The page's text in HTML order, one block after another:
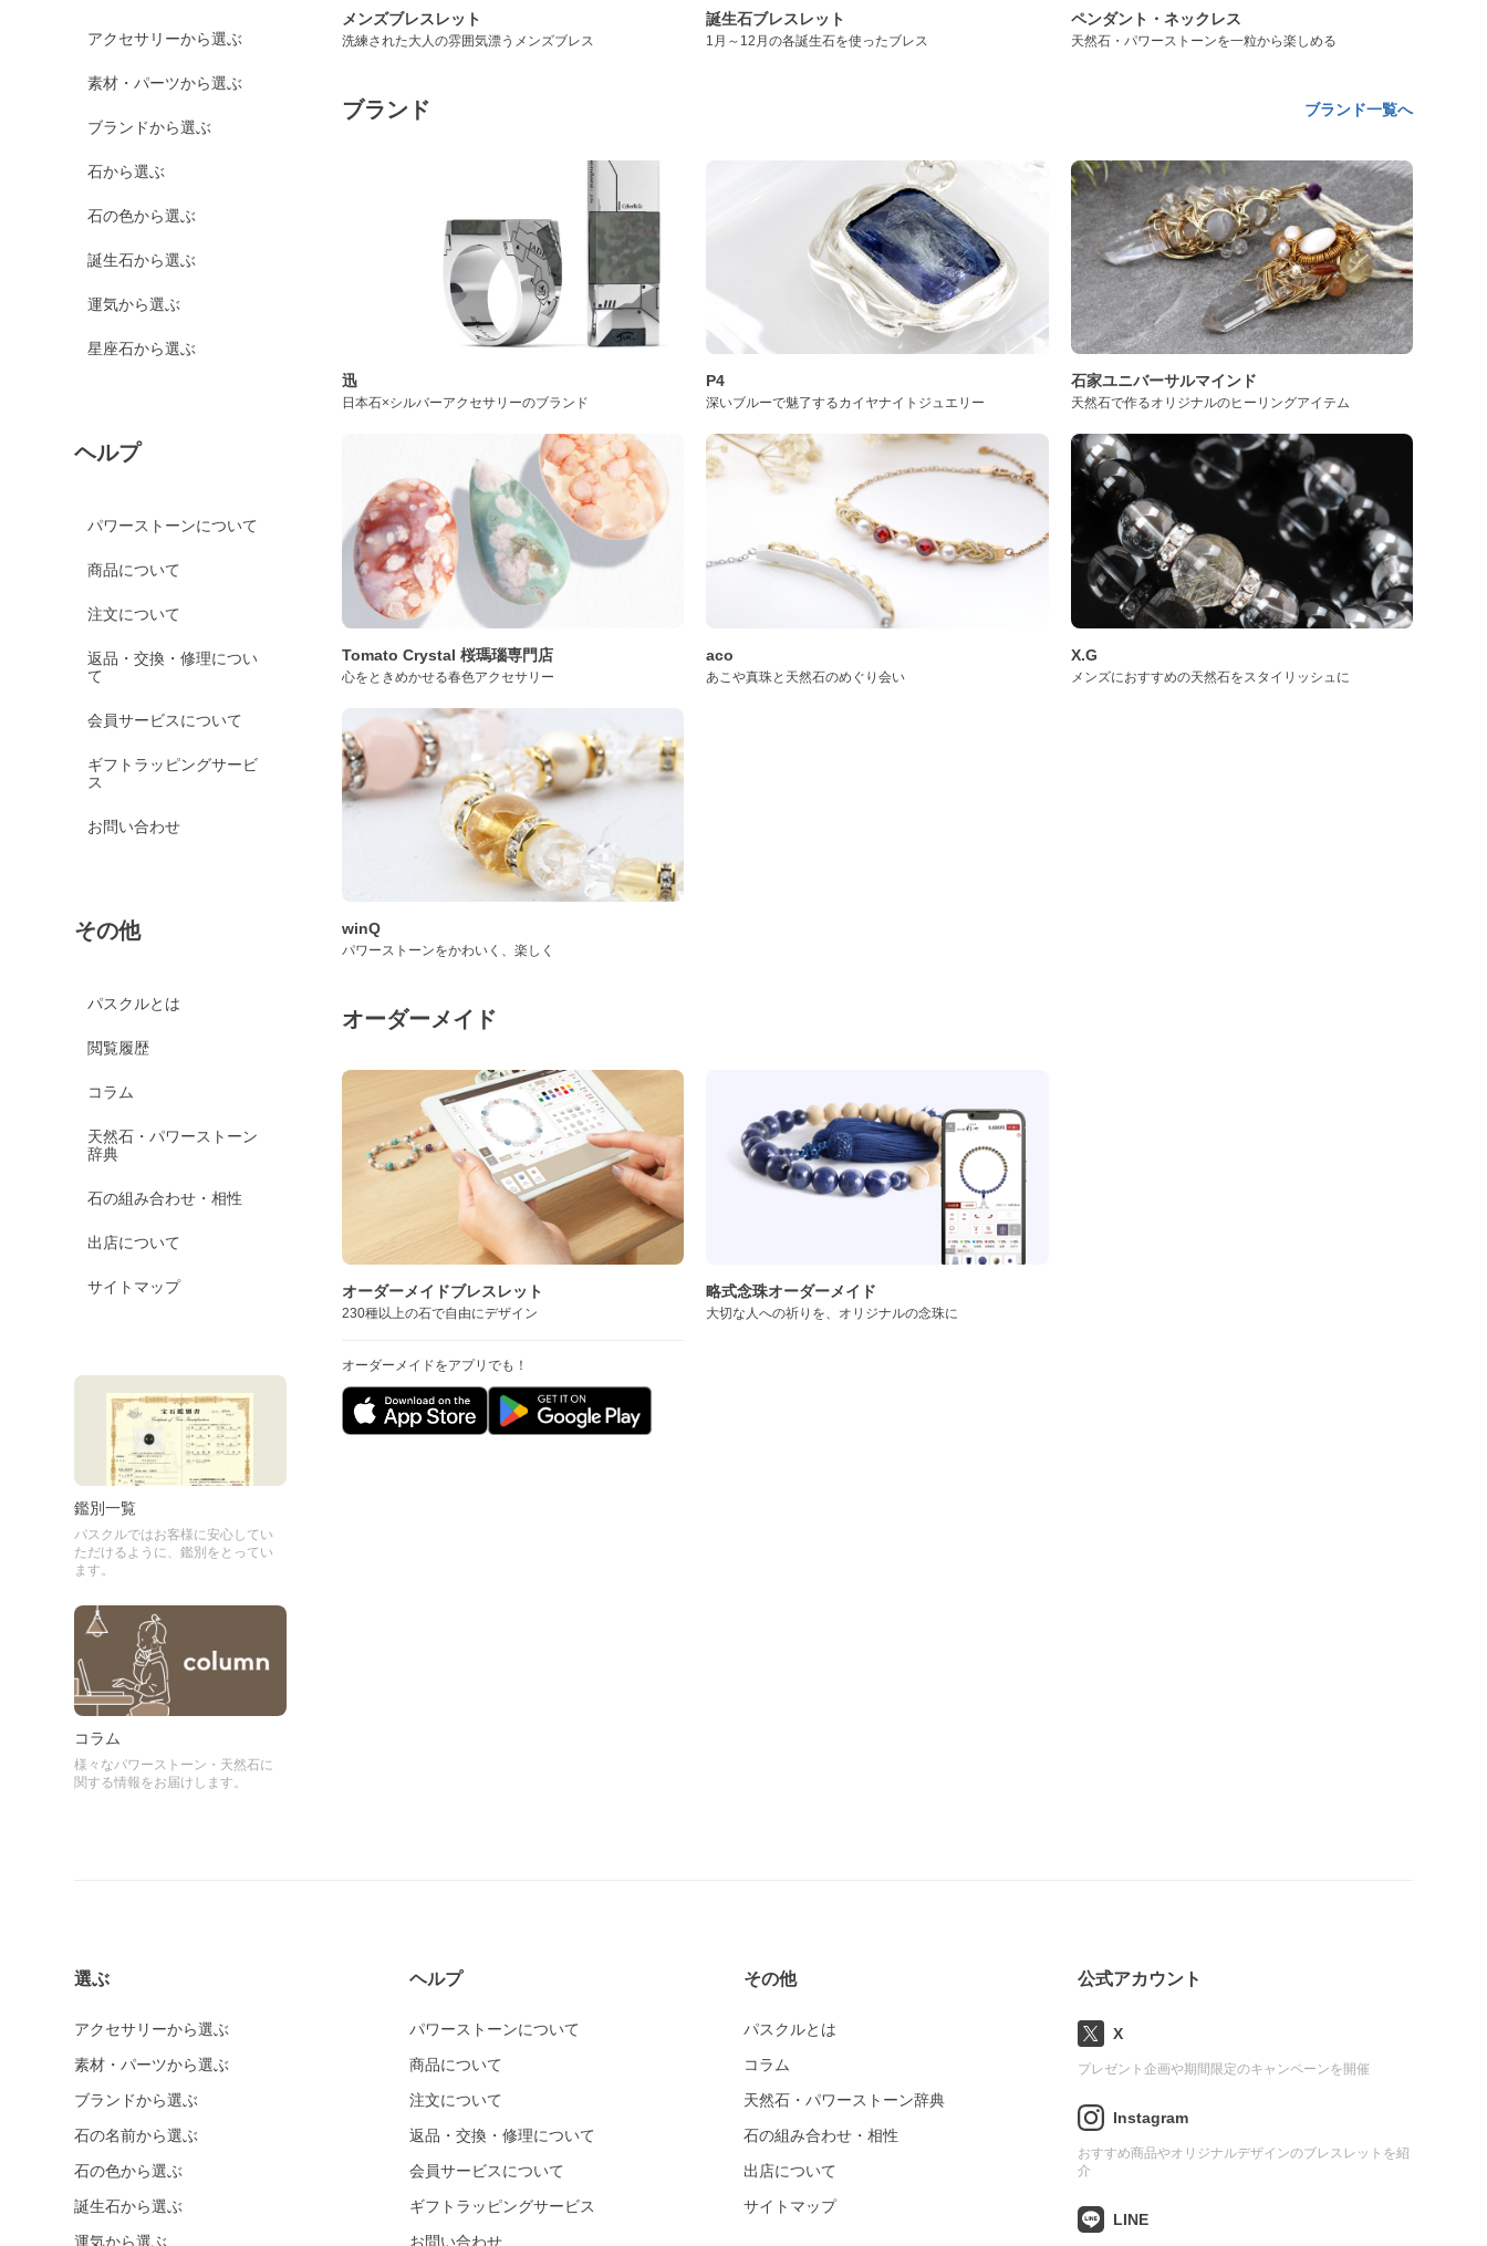
アクセサリーから選ぶ
素材・パーツから選ぶ
ブランドから選ぶ
石から選ぶ
石の色から選ぶ
誕生石から選ぶ
運気から選ぶ
星座石から選ぶ
ヘルプ
パワーストーンについて
商品について
注文について
返品・交換・修理につい
て
会員サービスについて
ギフトラッピングサービ
ス
お問い合わせ
その他
パスクルとは
閲覧履歴
コラム
天然石・パワーストーン
辞典
石の組み合わせ・相性
出店について
サイトマップ
鑑別一覧
パスクルではお客様に安心してい
ただけるように、鑑別をとってい
ます。
コラム
様々なパワーストーン・天然石に
関する情報をお届けします。
メンズブレスレット
洗練された大人の雰囲気漂うメンズブレス
誕生石ブレスレット
1月～12月の各誕生石を使ったブレス
ペンダント・ネックレス
天然石・パワーストーンを一粒から楽しめる
ブランド ブランド一覧へ
迅
日本石×シルバーアクセサリーのブランド
P4
深いブルーで魅了するカイヤナイトジュエリー
石家ユニバーサルマインド
天然石で作るオリジナルのヒーリングアイテム
Tomato Crystal 桜瑪瑙専門店
心をときめかせる春色アクセサリー
aco
あこや真珠と天然石のめぐり会い
X.G
メンズにおすすめの天然石をスタイリッシュに
winQ
パワーストーンをかわいく、楽しく
オーダーメイド
オーダーメイドブレスレット
230種以上の石で自由にデザイン
オーダーメイドをアプリでも！
略式念珠オーダーメイド
大切な人への祈りを、オリジナルの念珠に
選ぶ
アクセサリーから選ぶ
素材・パーツから選ぶ
ブランドから選ぶ
石の名前から選ぶ
石の色から選ぶ
誕生石から選ぶ
運気から選ぶ
ヘルプ
パワーストーンについて
商品について
注文について
返品・交換・修理について
会員サービスについて
ギフトラッピングサービス
お問い合わせ
その他
パスクルとは
コラム
天然石・パワーストーン辞典
石の組み合わせ・相性
出店について
サイトマップ
公式アカウント
X
プレゼント企画や期間限定のキャンペーンを開催
Instagram
おすすめ商品やオリジナルデザインのブレスレットを紹
介
LINE